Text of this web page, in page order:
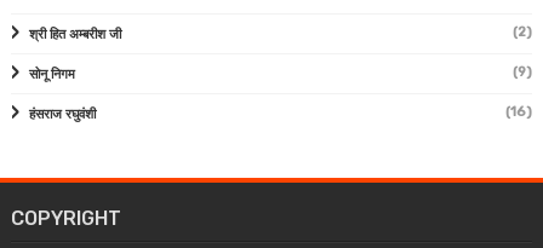
श्री हित अम्बरीश जी (2)
सोनू निगम (9)
हंसराज रघुवंशी (16)
COPYRIGHT